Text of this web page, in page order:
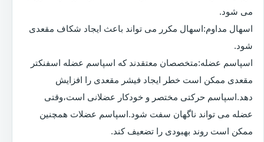
می شود.
اسهال مداوم:اسهال مکرر می تواند باعث ایجاد شکاف مقعدی
شود.
اسپاسم عضله:متخصصان معتقدند که اسپاسم عضله اسفنکتر
مقعدی ممکن است خطر ایجاد فیشر مقعدی را افزایش
دهد.اسپاسم حرکتی مختصر و خودکار عضلانی است،وقتی
عضله می تواند ناگهان سفت شود.اسپاسم عضلات همچنین
ممکن است روند بهبودی را تضعیف کند.